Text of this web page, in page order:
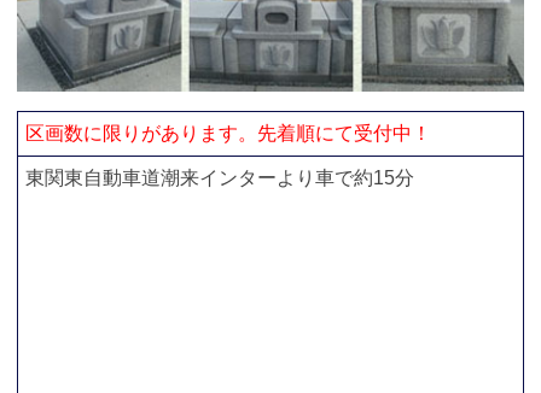
区画数に限りがあります。先着順にて受付中！
東関東自動車道潮来インターより車で約15分